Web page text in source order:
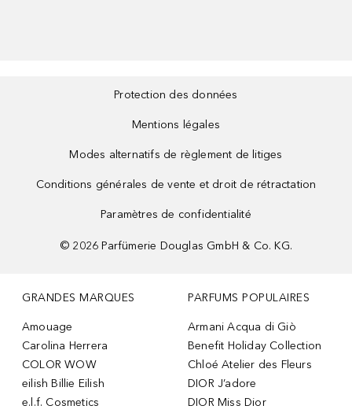
Protection des données
Mentions légales
Modes alternatifs de règlement de litiges
Conditions générales de vente et droit de rétractation
Paramètres de confidentialité
© 2026 Parfümerie Douglas GmbH & Co. KG.
GRANDES MARQUES
Amouage
Carolina Herrera
COLOR WOW
eilish Billie Eilish
e.l.f. Cosmetics
PARFUMS POPULAIRES
Armani Acqua di Giò
Benefit Holiday Collection
Chloé Atelier des Fleurs
DIOR J’adore
DIOR Miss Dior